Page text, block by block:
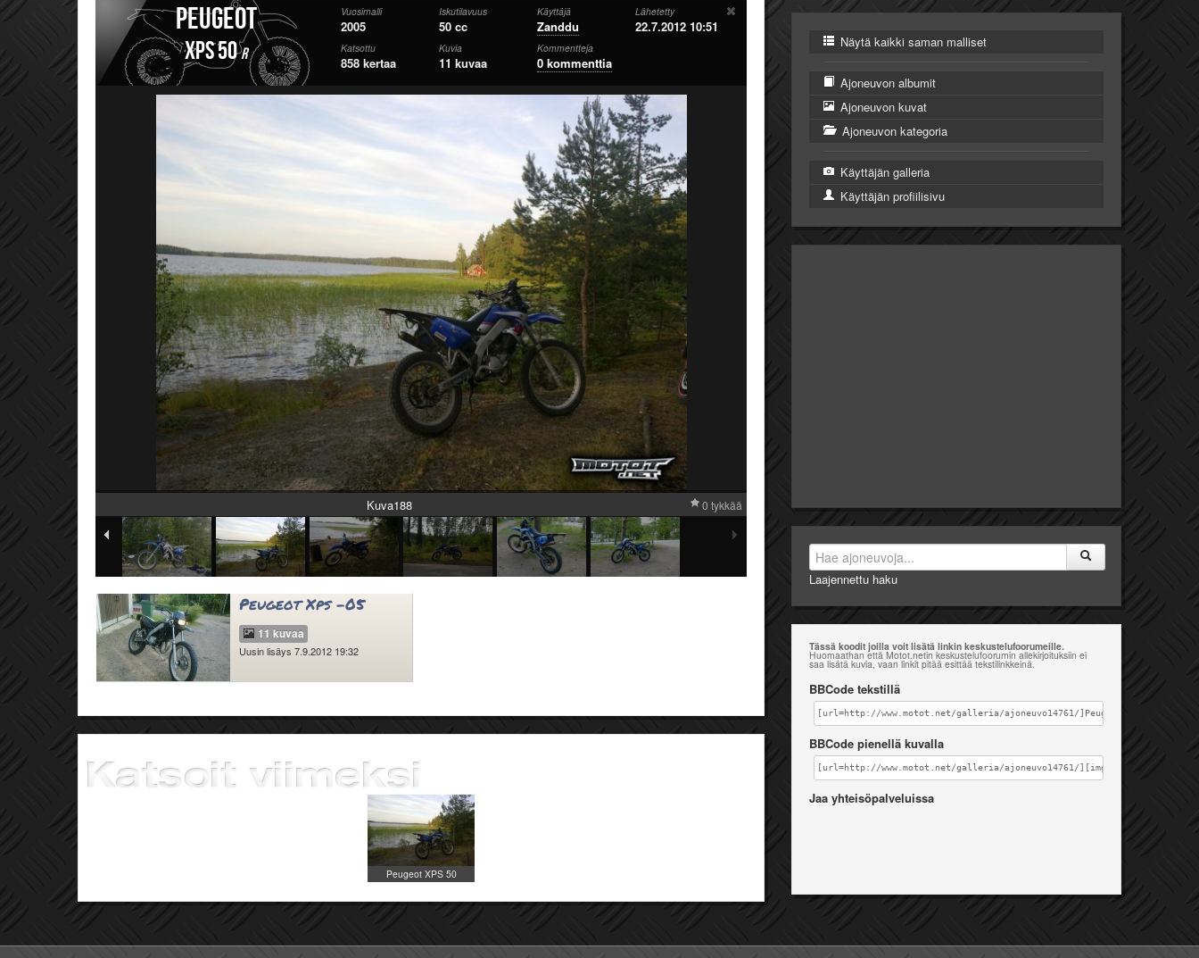
Peugeot
XPS 50R
Vuosimalli
2005
Iskutilavuus
50 cc
Käyttäjä
Zanddu
Lähetetty
22.7.2012 10:51
Katsottu
858 kertaa
Kuvia
11 kuvaa
Kommentteja
0 kommenttia
Kuva188 0 tykkää
Peugeot Xps -05
11 kuvaa
Uusin lisäys 7.9.2012 19:32
Peugeot XPS 50
Näytä kaikki saman malliset
Ajoneuvon albumit
Ajoneuvon kuvat
Ajoneuvon kategoria
Käyttäjän galleria
Käyttäjän profiilisivu
Laajennettu haku
Tässä koodit joilla voit lisätä linkin keskustelufoorumeille.
Huomaathan että Motot.netin keskustelufoorumin allekirjoituksiin ei
saa lisätä kuvia, vaan linkit pitää esittää tekstilinkkeinä.
BBCode tekstillä
[url=http://www.motot.net/galleria/ajoneuvo14761/]Peugeot XPS 50 R[/
BBCode pienellä kuvalla
[url=http://www.motot.net/galleria/ajoneuvo14761/][img]http://
Jaa yhteisöpalveluissa